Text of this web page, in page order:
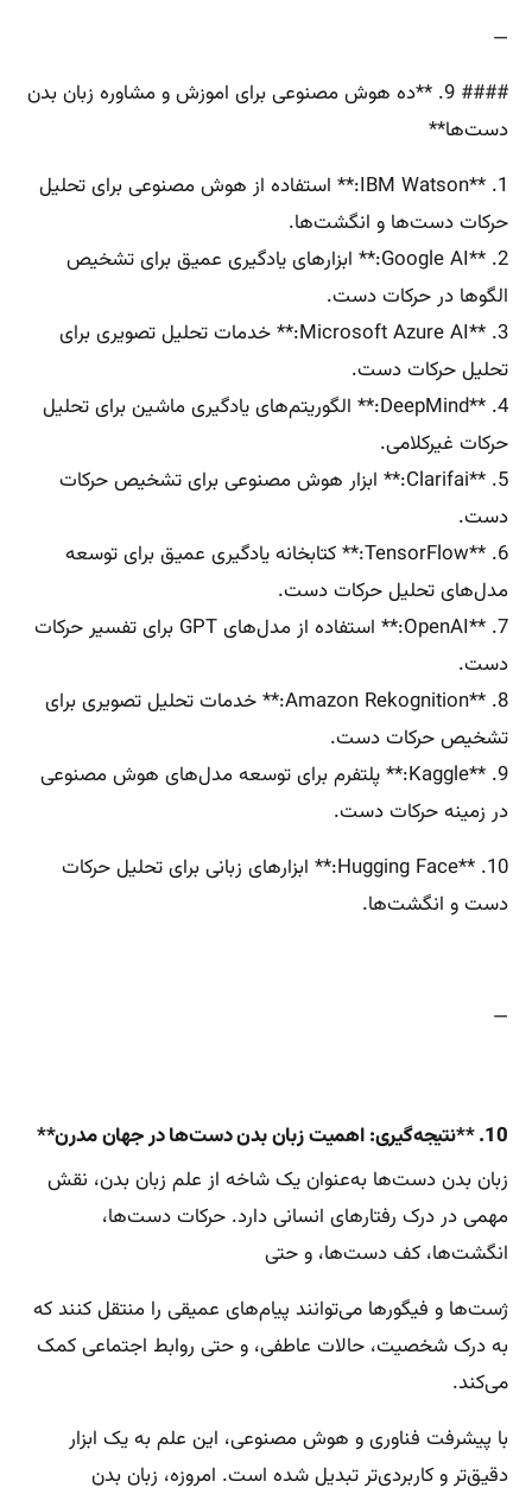
—
#### 9. **ده هوش مصنوعی برای اموزش و مشاوره زبان بدن
دست‌ها**
1. **IBM Watson:** استفاده از هوش مصنوعی برای تحلیل
حرکات دست‌ها و انگشت‌ها.
2. **Google AI:** ابزارهای یادگیری عمیق برای تشخیص
الگوها در حرکات دست.
3. **Microsoft Azure AI:** خدمات تحلیل تصویری برای
تحلیل حرکات دست.
4. **DeepMind:** الگوریتم‌های یادگیری ماشین برای تحلیل
حرکات غیرکلامی.
5. **Clarifai:** ابزار هوش مصنوعی برای تشخیص حرکات
دست.
6. **TensorFlow:** کتابخانه یادگیری عمیق برای توسعه
مدل‌های تحلیل حرکات دست.
7. **OpenAI:** استفاده از مدل‌های GPT برای تفسیر حرکات
دست.
8. **Amazon Rekognition:** خدمات تحلیل تصویری برای
تشخیص حرکات دست.
9. **Kaggle:** پلتفرم برای توسعه مدل‌های هوش مصنوعی
در زمینه حرکات دست.
10. **Hugging Face:** ابزارهای زبانی برای تحلیل حرکات
دست و انگشت‌ها.
—
10. **نتیجه‌گیری: اهمیت زبان بدن دست‌ها در جهان مدرن**
زبان بدن دست‌ها به‌عنوان یک شاخه از علم زبان بدن، نقش
مهمی در درک رفتارهای انسانی دارد. حرکات دست‌ها،
انگشت‌ها، کف دست‌ها، و حتی
ژست‌ها و فیگورها می‌توانند پیام‌های عمیقی را منتقل کنند که
به درک شخصیت، حالات عاطفی، و حتی روابط اجتماعی کمک
می‌کند.
با پیشرفت فناوری و هوش مصنوعی، این علم به یک ابزار
دقیق‌تر و کاربردی‌تر تبدیل شده است. امروزه، زبان بدن